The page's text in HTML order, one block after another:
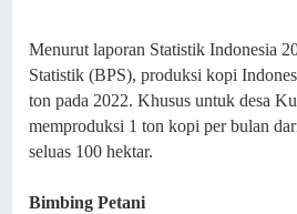
Menurut laporan Statistik Indonesia
Statistik (BPS), produksi kopi
ton pada 2022. Khusus untuk desa
memproduksi 1 ton kopi per bulan
seluas 100 hektar.
Bimbing Petani